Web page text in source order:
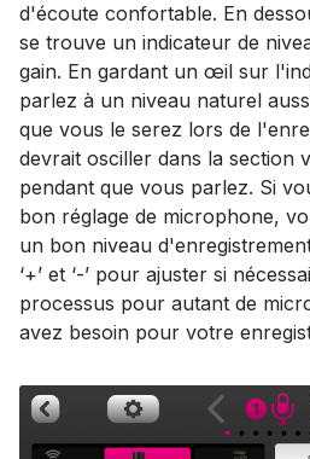
d'écoute confortable. En
se trouve un indicateur de
gain. En gardant un œil sur
parlez à un niveau naturel
que vous le serez lors de
devrait osciller dans la section
pendant que vous parlez. Si
bon réglage de microphone,
un bon niveau
‘+’ et ‘-’ pour ajuster si
processus pour autant de
avez besoin pour votre